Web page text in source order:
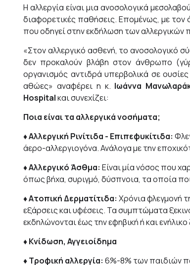
Η αλλεργία είναι μια ανοσολογικά
διαφορετικές παθήσεις. Επομένως, με τον
που οδηγεί στην εκδήλωση των αλλεργικών
«Στον αλλεργικό ασθενή, το ανοσολογικό
δεν προκαλούν βλάβη στον άνθρωπο
οργανισμός αντιδρά υπερβολικά σε
αθώες» αναφέρει η κ. Ιωάννα
Hospitalκαι συνεχίζει:
Ποια είναι τα αλλεργικά νοσήματα;
♦ Αλλεργική Ρινίτιδα - Επιπεφυκίτιδα:
άερο-αλλεργιογόνα. Ανάλογα με την
♦ Αλλεργικό Άσθμα: Είναι μία νόσος που
όπως βήχα, συριγμό, δύσπνοια, τα οποία
♦ Ατοπική Δερματίτιδα: Χρόνια φλεγμονή
εξάρσεις και υφέσεις. Τα συμπτώματα
εκδηλώνονται έως την εφηβική ή και
♦ Κνίδωση, Αγγειοίδημα
♦ Τροφική αλλεργία: 6%-8% των παιδιών